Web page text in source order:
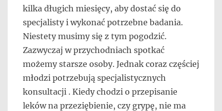
kilka długich miesięcy, aby dostać się do
specjalisty i wykonać potrzebne badania.
Niestety musimy się z tym pogodzić.
Zazwyczaj w przychodniach spotkać
możemy starsze osoby. Jednak coraz częściej
młodzi potrzebują specjalistycznych
konsultacji . Kiedy chodzi o przepisanie
leków na przeziębienie, czy grypę, nie ma